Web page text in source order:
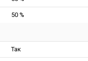
50 %
Так